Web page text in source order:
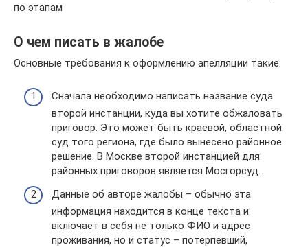
по этапам
О чем писать в жалобе
Основные требования к оформлению апелляции такие:
Сначала необходимо написать название суда
второй инстанции, куда вы хотите обжаловать
приговор. Это может быть краевой, областной
суд того региона, где было вынесено районное
решение. В Москве второй инстанцией для
районных приговоров является Мосгорсуд.
Данные об авторе жалобы – обычно эта
информация находится в конце текста и
включает в себя не только ФИО и адрес
проживания, но и статус – потерпевший,